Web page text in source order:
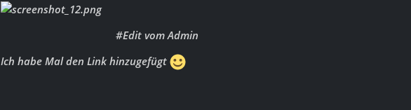
#Edit vom Admin
Ich habe Mal den Link hinzugefügt